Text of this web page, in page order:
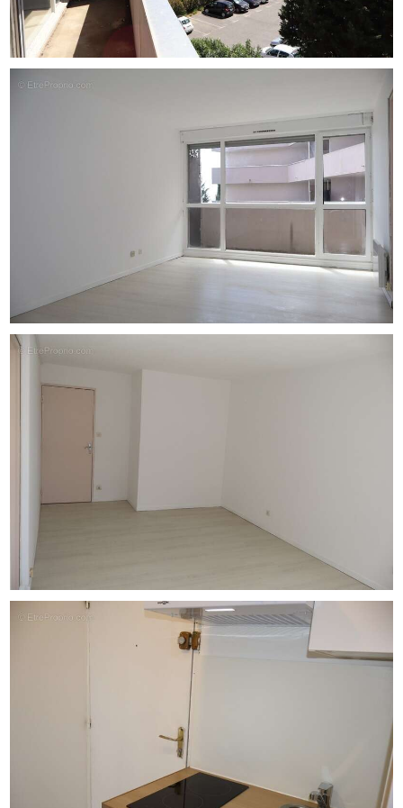
La résidence, construite en 1985 est bien entretenue et
dispose d'un gardien.
Un parking complète ce bien, un véritable avantage dans
le secteur.
Un bien idéal pour un premier achat, un pied-à-terre ou
un investissement locatif grâce à sa localisation
stratégique et à sa proximité immédiate du tramway.
Nombre de lots de la copropriété : 127, Montant moyen
annuel de la quote-part de charges (budget prévisionnel)
(comprenant l'eau froide, entretien des communs,
gardien) : 1200€ soit 100€ par mois. Les honoraires sont à
Les informations sur les risques auxquels ce bien est
exposé sont disponibles sur le site Géorisques : www.
georisques. gouv. fr.
Réseau Immobilier CAPIFRANCE - Votre agent
commercial (RSAC N°481 298 404 - Greffe de
MONTPELLIER) Rémi MIRLAND Entrepreneur Individuel
[Coordonnées masquées] - Réf.955138